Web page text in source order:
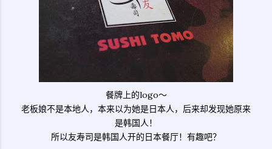
餐牌上的logo～
老板娘不是本地人，本来以为她是日本人，后来却发现她原来
是韩国人！
所以友寿司是韩国人开的日本餐厅！有趣吧？